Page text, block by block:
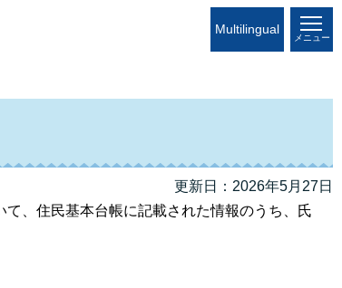
Multilingual
メニュー
更新日：2026年5月27日
、住民基本台帳に記載された情報のうち、氏